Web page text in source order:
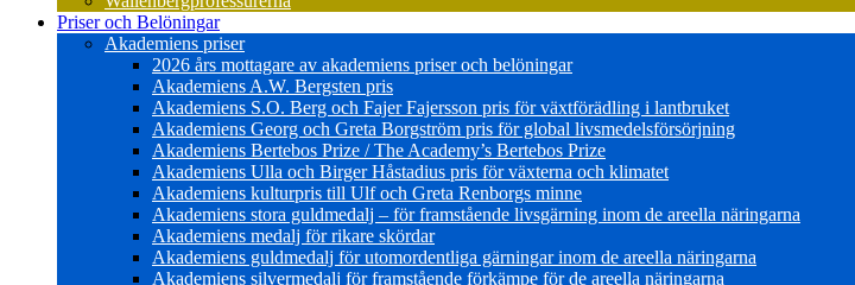
Priser och Belöningar
Akademiens priser
2026 års mottagare av akademiens priser och belöningar
Akademiens A.W. Bergsten pris
Akademiens S.O. Berg och Fajer Fajersson pris för växtförädling i lantbruket
Akademiens Georg och Greta Borgström pris för global livsmedelsförsörjning
Akademiens Bertebos Prize / The Academy’s Bertebos Prize
Akademiens Ulla och Birger Håstadius pris för växterna och klimatet
Akademiens kulturpris till Ulf och Greta Renborgs minne
Akademiens stora guldmedalj – för framstående livsgärning inom de areella näringarna
Akademiens medalj för rikare skördar
Akademiens guldmedalj för utomordentliga gärningar inom de areella näringarna
Akademiens silvermedalj för framstående förkämpe för de areella näringarna